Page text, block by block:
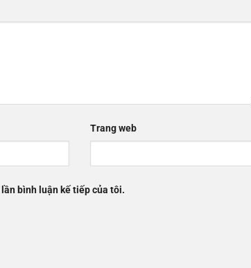
Trang web
bình luận kế tiếp của tôi.